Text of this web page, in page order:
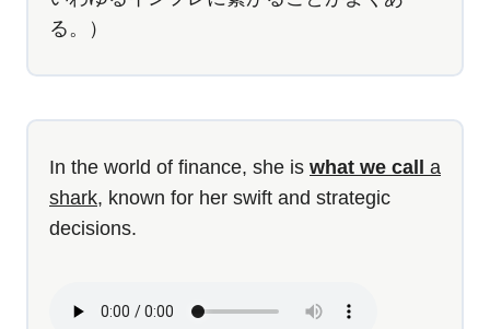
る。）
In the world of finance, she is what we call
a
shark, known for her swift and strategic
decisions.